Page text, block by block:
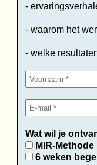
-
- waarom het
- welke
Wat wil je
MIR-Methode
6 weken